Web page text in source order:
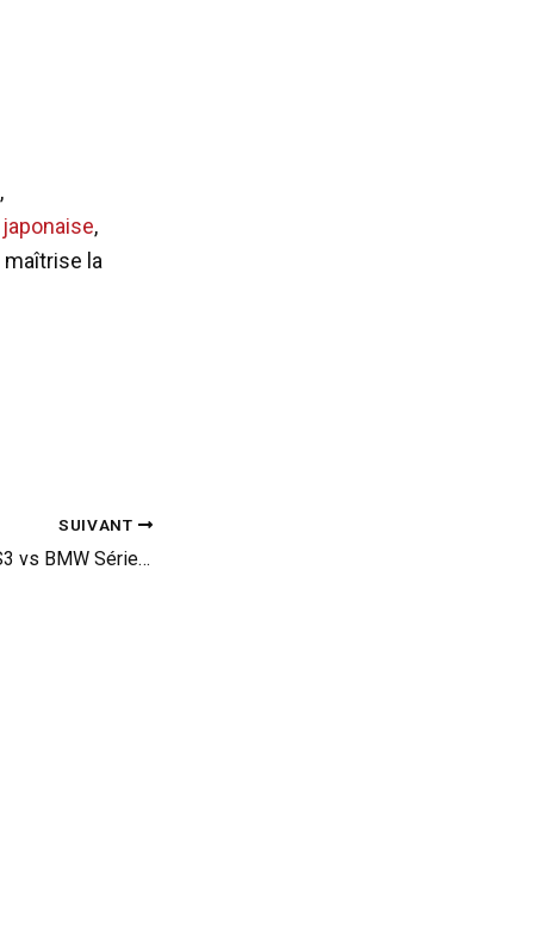
,
maîtrise la
SUIVANT
Drag Race : Audi RS3 vs BMW Série 1M Coupé (vid)